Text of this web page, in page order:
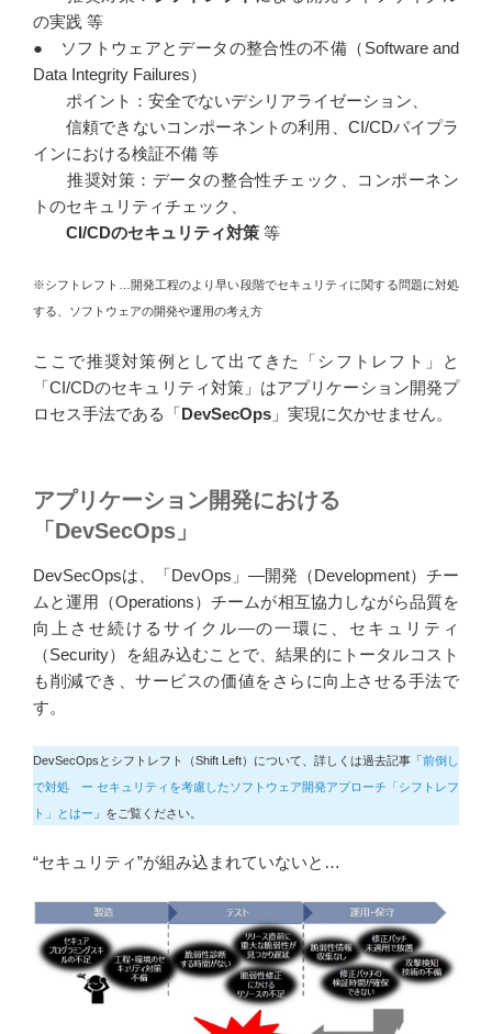
の実践 等
● ソフトウェアとデータの整合性の不備（Software and
Data Integrity Failures）
ポイント：安全でないデシリアライゼーション、
信頼できないコンポーネントの利用、CI/CDパイプラ
インにおける検証不備 等
推奨対策：データの整合性チェック、コンポーネン
トのセキュリティチェック、
CI/CDのセキュリティ対策 等
※シフトレフト…開発工程のより早い段階でセキュリティに関する問題に対処
する、ソフトウェアの開発や運用の考え方
ここで推奨対策例として出てきた「シフトレフト」と
「CI/CDのセキュリティ対策」はアプリケーション開発プ
ロセス手法である「DevSecOps 」実現に欠かせません。
アプリケーション開発における
「DevSecOps」
DevSecOpsは、「DevOps」―開発（Development）チー
ムと運用（Operations）チームが相互協力しながら品質を
向上させ続けるサイクル―の一環に、セキュリティ
（Security）を組み込むことで、結果的にトータルコスト
も削減でき、サービスの価値をさらに向上させる手法で
す。
DevSecOpsとシフトレフト（Shift Left）について、詳しくは過去記事「前倒し
で対処 ー セキュリティを考慮したソフトウェア開発アプローチ「シフトレフ
ト」とはー 」をご覧ください。
“セキュリティ”が組み込まれていないと…